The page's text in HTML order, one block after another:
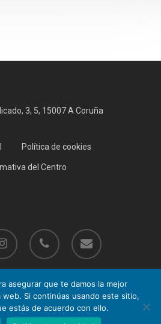
3, 5, 15007 A Coruña
Política de cookies
del Centro
phone email
360 Trainer.
asegurar que te damos la mejor
Si continúas usando este sitio,
estás de acuerdo con ello.